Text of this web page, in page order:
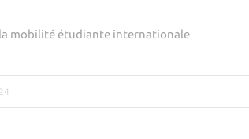
mobilité étudiante internationale